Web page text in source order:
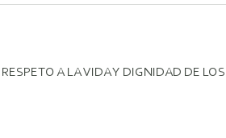
A LA VIDA Y DIGNIDAD DE